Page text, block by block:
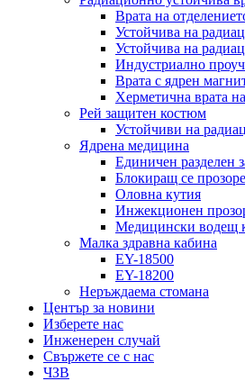
Врата на
Устойчива на
Устойчива на
Индустриално
Врата с ядрен
Херметична врата
Рей защитен костюм
Устойчиви на
Ядрена медицина
Единичен разделен
Блокиращ се
Оловна кутия
Инжекционен
Медицински водещ
Малка здравна кабина
EY-18500
EY-18200
Неръждаема стомана
Център за новини
Изберете нас
Инженерен случай
Свържете се с нас
ЧЗВ